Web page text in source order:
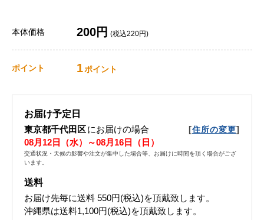
本体価格 200円 (税込220円)
ポイント 1ポイント
お届け予定日
東京都千代田区にお届けの場合 [住所の変更]
08月12日（水）～08月16日（日）
交通状況・天候の影響や注文が集中した場合等、お届けに時間を頂く場合がござ
います。
送料
お届け先毎に送料 550円(税込)を頂戴致します。
沖縄県は送料1,100円(税込)を頂戴致します。